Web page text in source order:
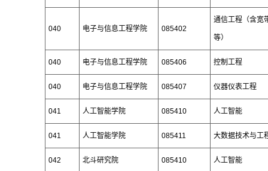
040 电子与信息工程学院 085402
通信工程（含宽
等）
040 电子与信息工程学院 085406 控制工程
040 电子与信息工程学院 085407 仪器仪表工程
041 人工智能学院 085410 人工智能
041 人工智能学院 085411 大数据技术与工
042 北斗研究院 085410 人工智能